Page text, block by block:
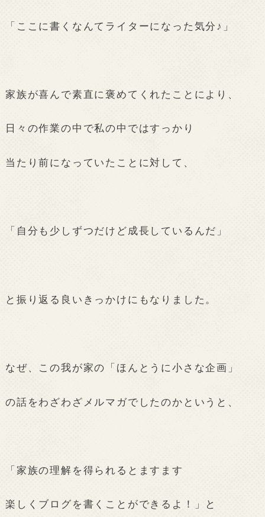
「ここに書くなんてライターになった気分♪」
家族が喜んで素直に褒めてくれたことにより、
日々の作業の中で私の中ではすっかり
当たり前になっていたことに対して、
「自分も少しずつだけど成長しているんだ」
と振り返る良いきっかけにもなりました。
なぜ、この我が家の「ほんとうに小さな企画」
の話をわざわざメルマガでしたのかというと、
「家族の理解を得られるとますます
楽しくブログを書くことができるよ！」と